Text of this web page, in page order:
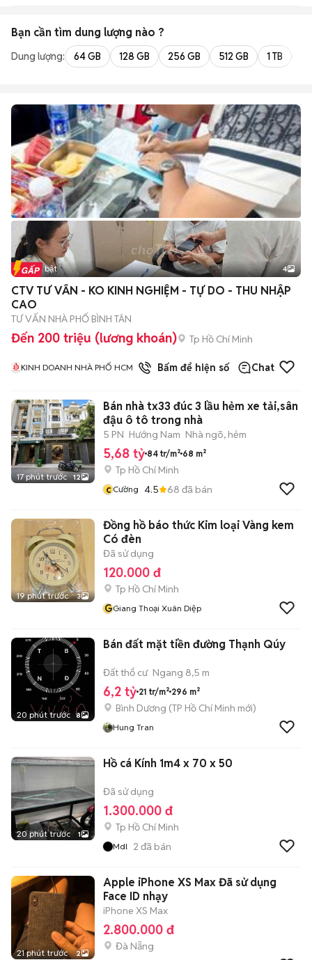
Bạn cần tìm dung lượng nào ?
Dung lượng: 64 GB 128 GB 256 GB 512 GB 1 TB
Tin nổi bật 4
CTV TƯ VẤN - KO KINH NGHIỆM - TỰ DO - THU NHẬP
CAO
TƯ VẤN NHÀ PHỐ BÌNH TÂN
Đến 200 triệu (lương khoán) Tp Hồ Chí Minh
KINH DOANH NHÀ PHỐ HCM 1đã bánBấm để hiện số Chat
17 phút trước 12
Bán nhà tx33 đúc 3 lầu hẻm xe tải,sân
đậu ô tô trong nhà
5 PN Hướng Nam Nhà ngõ, hẻm
5,68 tỷ 84 tr/m² 68 m²
Tp Hồ Chí Minh
c Cường 4.5 68 đã bán
19 phút trước 3
Đồng hồ báo thức Kim loại Vàng kem
Có đèn
Đã sử dụng
120.000 đ
Tp Hồ Chí Minh
GGiang Thoại Xuân Diệp
20 phút trước 8
Bán đất mặt tiền đường Thạnh Qúy
Đất thổ cư Ngang 8,5 m
6,2 tỷ 21 tr/m² 296 m²
Bình Dương (TP Hồ Chí Minh mới)
Hung Tran
20 phút trước 1
Hồ cá Kính 1m4 x 70 x 50
Đã sử dụng
1.300.000 đ
Tp Hồ Chí Minh
Mdl 2 đã bán
21 phút trước 2
Apple iPhone XS Max Đã sử dụng
Face ID nhạy
iPhone XS Max
2.800.000 đ
Đà Nẵng